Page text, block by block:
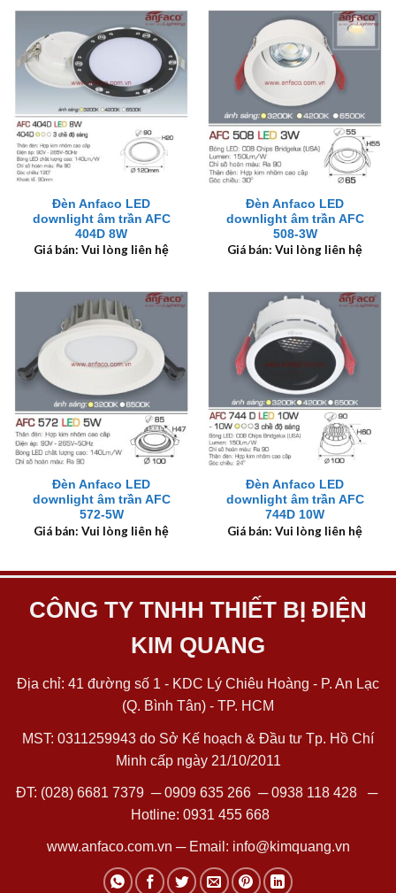
Đèn Anfaco LED
downlight âm trần AFC
404D 8W
Giá bán: Vui lòng liên hệ
Đèn Anfaco LED
downlight âm trần AFC
508-3W
Giá bán: Vui lòng liên hệ
Đèn Anfaco LED
downlight âm trần AFC
572-5W
Giá bán: Vui lòng liên hệ
Đèn Anfaco LED
downlight âm trần AFC
744D 10W
Giá bán: Vui lòng liên hệ
CÔNG TY TNHH THIẾT BỊ ĐIỆN
KIM QUANG
Địa chỉ: 41 đường số 1 - KDC Lý Chiêu Hoàng - P. An Lạc
(Q. Bình Tân) - TP. HCM
MST: 0311259943 do Sở Kế hoạch & Đầu tư Tp. Hồ Chí
Minh cấp ngày 21/10/2011
ĐT: (028) 6681 7379 ─0909 635 266─0938 118 428─
Hotline: 0931 455 668
www.anfaco.com.vn ─ Email: info@kimquang.vn